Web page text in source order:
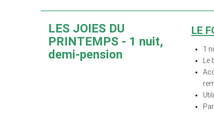
LES JOIES DU
PRINTEMPS - 1 nuit,
demi-pension
LE
1
Le